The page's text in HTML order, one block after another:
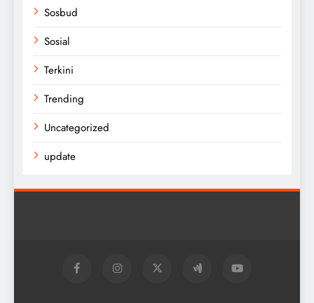
Sosbud
Sosial
Terkini
Trending
Uncategorized
update